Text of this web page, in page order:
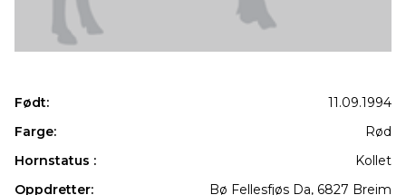
Født:
11.09.1994
Farge:
Rød
Hornstatus :
Kollet
Oppdretter:
Bø Fellesfjøs Da, 6827 Breim